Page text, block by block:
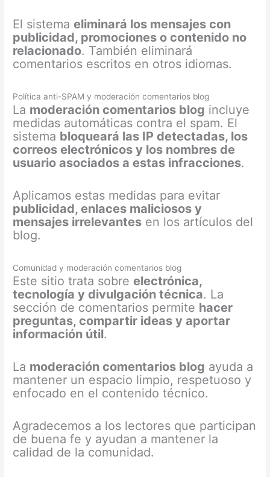
El sistemaeliminará los mensajes con
publicidad, promociones o contenido no
relacionado. También eliminará
comentarios escritos en otros idiomas.
Política anti-SPAM y moderación comentarios blog
La moderación comentarios blog incluye
medidas automáticas contra el spam. El
sistema bloqueará las IP detectadas, los
correos electrónicos y los nombres de
usuario asociados a estas infracciones.
Aplicamos estas medidas para evitar
publicidad, enlaces maliciosos y
mensajes irrelevantes en los artículos del
blog.
Comunidad y moderación comentarios blog
Este sitio trata sobreelectrónica,
tecnología y divulgación técnica. La
sección de comentarios permite hacer
preguntas, compartir ideas y aportar
información útil.
La moderación comentarios blog ayuda a
mantener un espacio limpio, respetuoso y
enfocado en el contenido técnico.
Agradecemos a los lectores que participan
de buena fe y ayudan a mantener la
calidad de la comunidad.